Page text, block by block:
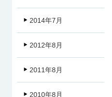
2014年7月
2012年8月
2011年8月
2010年8月